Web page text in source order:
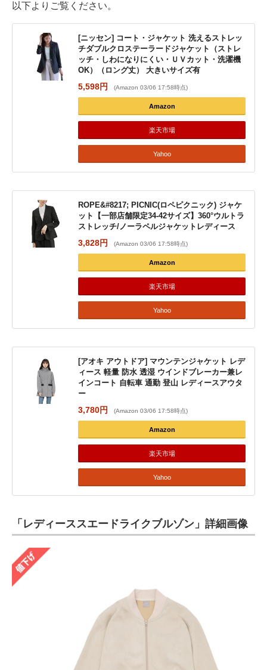
以下よりご覧ください。
[ニッセン] コート・ジャケット 洗えるストレッ
チダブルクロステーラードジャケット（ストレ
ッチ・しわになりにくい・ＵＶカット・洗濯機
OK）（ロング丈） 大きいサイズ有
5,598円 (Amazon 03/06 17:58時点)
Amazon
楽天市場
Yahoo
ROPE&#8217; PICNIC(ロペピクニック) ジャケ
ット【一部店舗限定34-42サイズ】360°ウルトラ
ストレッチ/ノーラペルジャケットレディース
3,828円 (Amazon 03/06 17:58時点)
Amazon
楽天市場
Yahoo
[アオキ アウトドア] マウンテンジャケット レデ
ィース 軽量 防水 透湿 ウインドブレーカー兼レ
インコート 自転車 通勤 登山 レディースアウタ
ー
3,780円 (Amazon 03/06 17:58時点)
Amazon
楽天市場
Yahoo
「レディーススエードライクブルゾン」詳細画像